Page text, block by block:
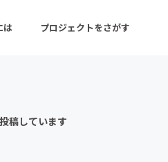
は プロジェクトをさがす
ェクト
稿しています